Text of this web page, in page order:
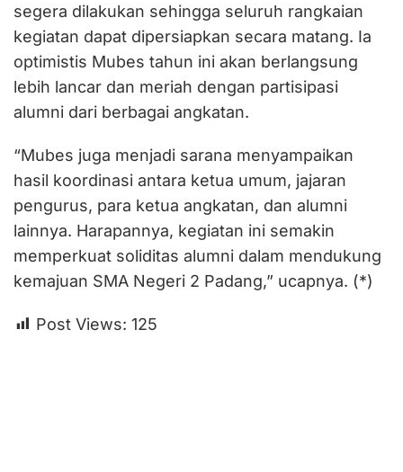
segera dilakukan sehingga seluruh rangkaian
kegiatan dapat dipersiapkan secara matang. Ia
optimistis Mubes tahun ini akan berlangsung
lebih lancar dan meriah dengan partisipasi
alumni dari berbagai angkatan.
“Mubes juga menjadi sarana menyampaikan
hasil koordinasi antara ketua umum, jajaran
pengurus, para ketua angkatan, dan alumni
lainnya. Harapannya, kegiatan ini semakin
memperkuat soliditas alumni dalam mendukung
kemajuan SMA Negeri 2 Padang,” ucapnya. (*)
Post Views: 125